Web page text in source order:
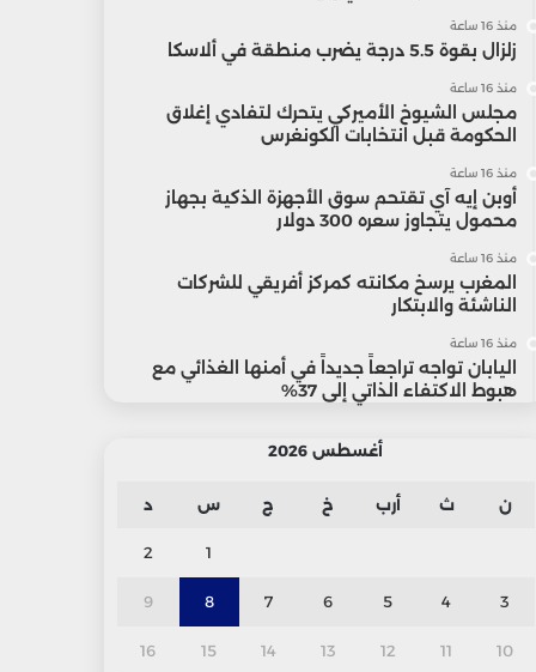
منذ 16 ساعة
زلزال بقوة 5.5 درجة يضرب منطقة في ألاسكا
منذ 16 ساعة
مجلس الشيوخ الأميركي يتحرك لتفادي إغلاق
الحكومة قبل انتخابات الكونغرس
منذ 16 ساعة
أوبن إيه آي تقتحم سوق الأجهزة الذكية بجهاز
محمول يتجاوز سعره 300 دولار
منذ 16 ساعة
المغرب يرسخ مكانته كمركز أفريقي للشركات
الناشئة والابتكار
منذ 16 ساعة
اليابان تواجه تراجعاً جديداً في أمنها الغذائي مع
هبوط الاكتفاء الذاتي إلى 37%
أغسطس 2026
ن ث أرب خ ج س د
1
2
3
4
5
6
7
8
9
10
11
12
13
14
15
16